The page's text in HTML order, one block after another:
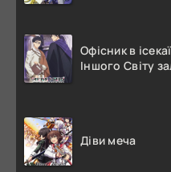
Офісник в
Іншого Світу
Діви меча